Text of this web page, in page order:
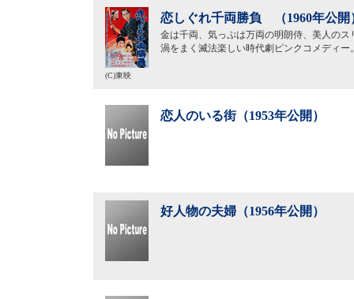
恋しぐれ千両勝負 （1960年公開
金は千両、気っぷは万両の明朗侍、美人の
渦をまく滅法楽しい時代劇ピンクコメディー
(C)東映
恋人のいる街（1953年公開）
好人物の夫婦（1956年公開）